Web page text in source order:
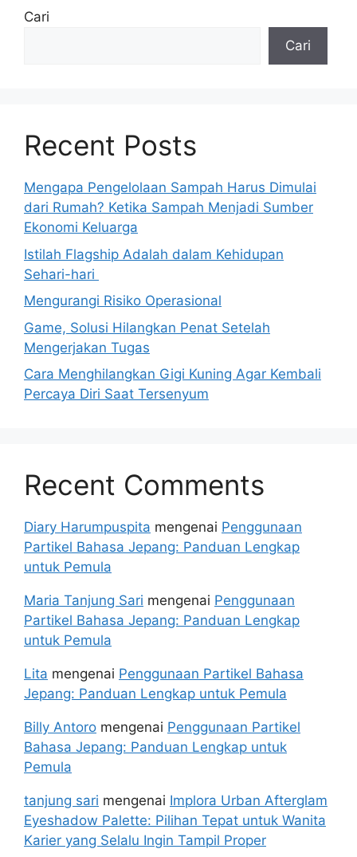
Cari
Cari
Recent Posts
Mengapa Pengelolaan Sampah Harus Dimulai
dari Rumah? Ketika Sampah Menjadi Sumber
Ekonomi Keluarga
Istilah Flagship Adalah dalam Kehidupan
Sehari-hari
Mengurangi Risiko Operasional
Game, Solusi Hilangkan Penat Setelah
Mengerjakan Tugas
Cara Menghilangkan Gigi Kuning Agar Kembali
Percaya Diri Saat Tersenyum
Recent Comments
Diary Harumpuspita mengenai Penggunaan
Partikel Bahasa Jepang: Panduan Lengkap
untuk Pemula
Maria Tanjung Sari mengenai Penggunaan
Partikel Bahasa Jepang: Panduan Lengkap
untuk Pemula
Lita mengenai Penggunaan Partikel Bahasa
Jepang: Panduan Lengkap untuk Pemula
Billy Antoro mengenai Penggunaan Partikel
Bahasa Jepang: Panduan Lengkap untuk
Pemula
tanjung sari mengenai Implora Urban Afterglam
Eyeshadow Palette: Pilihan Tepat untuk Wanita
Karier yang Selalu Ingin Tampil Proper